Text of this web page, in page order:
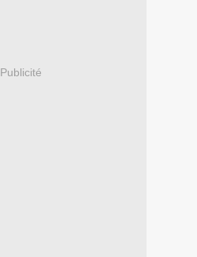
Publicité